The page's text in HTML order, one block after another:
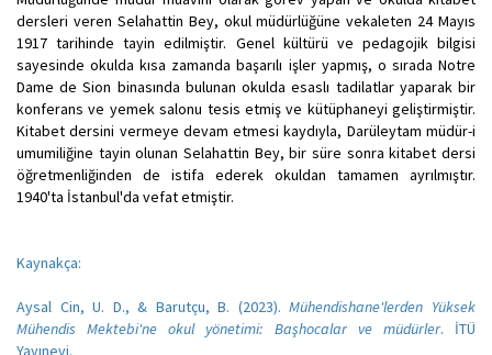
dersleri veren Selahattin Bey, okul müdürlüğüne vekaleten 24 Mayıs
1917 tarihinde tayin edilmiştir. Genel kültürü ve pedagojik bilgisi
sayesinde okulda kısa zamanda başarılı işler yapmış, o sırada Notre
Dame de Sion binasında bulunan okulda esaslı tadilatlar yaparak bir
konferans ve yemek salonu tesis etmiş ve kütüphaneyi geliştirmiştir.
Kitabet dersini vermeye devam etmesi kaydıyla, Darüleytam müdür-i
umumiliğine tayin olunan Selahattin Bey, bir süre sonra kitabet dersi
öğretmenliğinden de istifa ederek okuldan tamamen ayrılmıştır.
1940'ta İstanbul'da vefat etmiştir.
Kaynakça:
Aysal Cin, U. D., & Barutçu, B. (2023).Mühendishane'lerden Yüksek
Mühendis Mektebi'ne okul yönetimi: Başhocalar ve müdürler. İTÜ
Yayınevi.